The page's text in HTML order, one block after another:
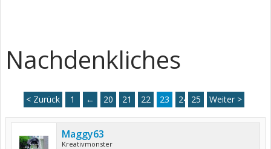
Nachdenkliches
< Zurück 1 ← 20 21 22 23 24 25 Weiter >
Maggy63
Kreativmonster